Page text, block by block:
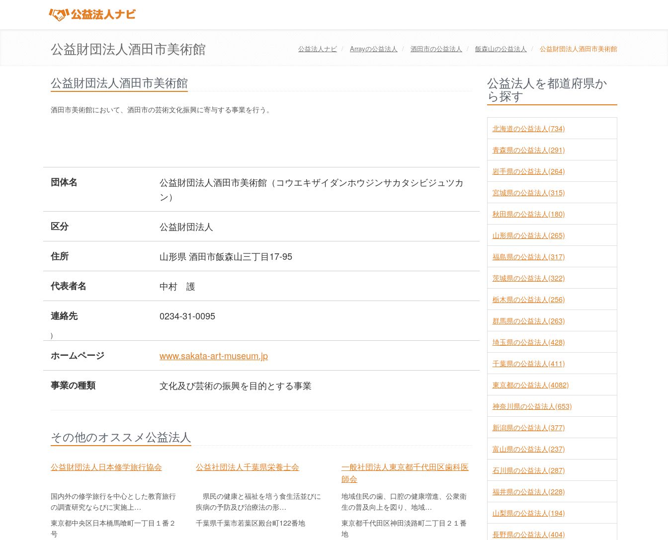
公益財団法人酒田市美術館 公益法人ナビ Arrayの公益法人 酒田市の公益法人 飯森山の公益法人 公益財団法人酒田市美術館
公益財団法人酒田市美術館
酒田市美術館において、酒田市の芸術文化振興に寄与する事業を行う。
団体名
公益財団法人酒田市美術館（コウエキザイダンホウジンサカタシビジュツカ
ン）
区分 公益財団法人
住所 山形県 酒田市飯森山三丁目17-95
代表者名 中村 護
連絡先 0234-31-0095
)
ホームページ www.sakata-art-museum.jp
事業の種類 文化及び芸術の振興を目的とする事業
その他のオススメ公益法人
公益財団法人日本修学旅行協会
国内外の修学旅行を中心とした教育旅行
の調査研究ならびに実施上…
東京都中央区日本橋馬喰町一丁目１番２
号
公益社団法人千葉県栄養士会
県民の健康と福祉を培う食生活並びに
疾病の予防及び治療法の形…
千葉県千葉市若葉区殿台町122番地
一般社団法人東京都千代田区歯科医
師会
地域住民の歯、口腔の健康増進、公衆衛
生の普及向上を図り、地域…
東京都千代田区神田淡路町二丁目２１番
地
公益法人を都道府県か
ら探す
北海道の公益法人(734)
青森県の公益法人(291)
岩手県の公益法人(264)
宮城県の公益法人(315)
秋田県の公益法人(180)
山形県の公益法人(265)
福島県の公益法人(317)
茨城県の公益法人(322)
栃木県の公益法人(256)
群馬県の公益法人(263)
埼玉県の公益法人(428)
千葉県の公益法人(411)
東京都の公益法人(4082)
神奈川県の公益法人(653)
新潟県の公益法人(377)
富山県の公益法人(237)
石川県の公益法人(287)
福井県の公益法人(228)
山梨県の公益法人(194)
長野県の公益法人(404)